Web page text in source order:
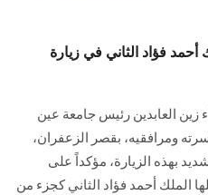
فؤاد الثاني في زيارة
زين العابدين رئيس جامعة عين
ومرافقيه، بقصر الزعفران،
بهذه الزيارة، مؤكداً على
الملك أحمد فؤاد الثاني كجزء من